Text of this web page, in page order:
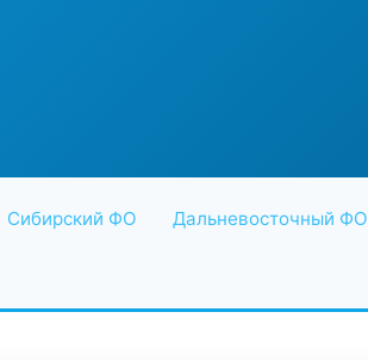
Сибирский ФО Дальневосточный ФО